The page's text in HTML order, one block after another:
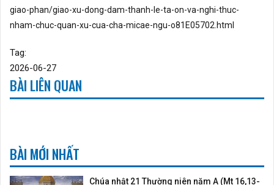
giao-phan/giao-xu-dong-dam-thanh-le-ta-on-va-nghi-thuc-
nham-chuc-quan-xu-cua-cha-micae-ngu-o81E05702.html
Tag:
2026-06-27
BÀI LIÊN QUAN
BÀI MỚI NHẤT
Chúa nhật 21 Thường niên năm A (Mt 16,13-